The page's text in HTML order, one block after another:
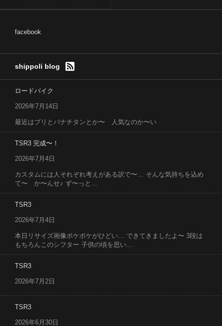
facebook
shippoli blog
ロードバイク
2026年7月14日
最近はブリとパナチタンとか〜 人気なのか〜い
TSR3 完成〜！
2026年7月4日
カスタムには人それぞれ考えがある訳で〜… そんな気持ちを込め
て〜 か〜んせ♪ ず〜っと...
TSR3
2026年7月4日
本日リサイズ画像ボケボケがひどい… できてきましたよ〜 3段は
もちろんこのシフター 子供の頃を思い...
TSR3
2026年7月2日
TSR3
2026年6月30日